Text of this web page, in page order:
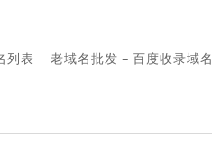
列表 老域名批发 – 百度收录域名